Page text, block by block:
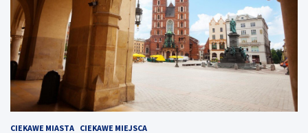
CIEKAWE MIASTA CIEKAWE MIEJSCA